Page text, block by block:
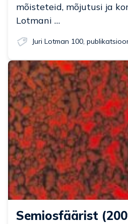
mõisteteid, mõjutusi ja
Lotmani …
Juri Lotman 100,
Semiosfäärist